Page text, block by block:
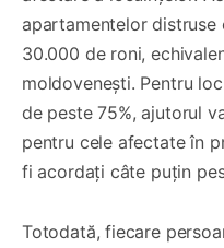
apartamentelor
30.000 de roni,
moldovenești. Pentru
de peste 75%, ajutorul
pentru cele afectate în
fi acordați câte puțin
Totodată, fiecare